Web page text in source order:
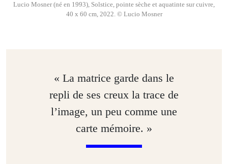
Lucio Mosner (né en 1993), Solstice, pointe sèche et aquatinte sur cuivre,
40 x 60 cm, 2022. © Lucio Mosner
« La matrice garde dans le
repli de ses creux la trace de
l’image, un peu comme une
carte mémoire. »